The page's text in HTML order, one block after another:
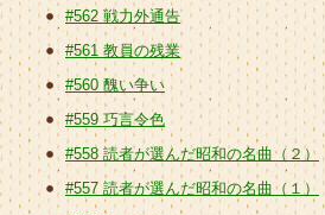
#562 戦力外通告
#561 教員の残業
#560 醜い争い
#559 巧言令色
#558 読者が選んだ昭和の名曲（２）
#557 読者が選んだ昭和の名曲（１）